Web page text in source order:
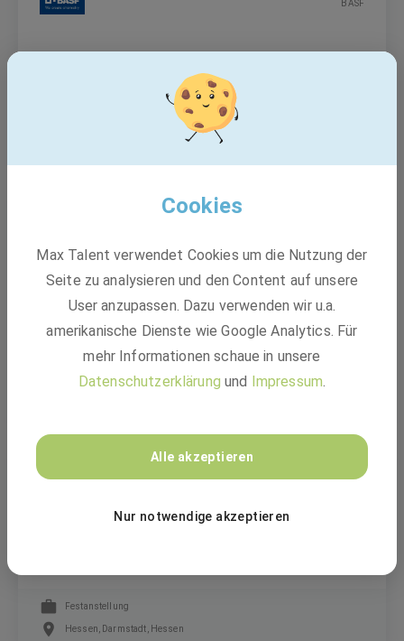
BASF
Produktionsmitarbeiter:in mit
berufsbegleitender Qualifizierung zum
"Chemikant:in"(m/w/d)
Festanstellung
TÜV Technische Überwachung Hessen GmbH
Festanstellung
Hessen, Darmstadt, Hessen
Cookies
Max Talent verwendet Cookies um die Nutzung der
Seite zu analysieren und den Content auf unsere
User anzupassen. Dazu verwenden wir u.a.
amerikanische Dienste wie Google Analytics. Für
mehr Informationen schaue in unsere
Datenschutzerklärung und Impressum.
Alle akzeptieren
Nur notwendige akzeptieren